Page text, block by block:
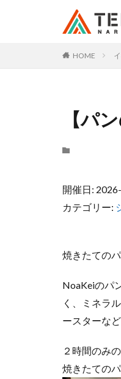
HOME
【パ
開催日:
カテゴリー:
焼きたての
NoaKeiのパ
く、ミネラ
ースターな
２時間のみ
焼きたての